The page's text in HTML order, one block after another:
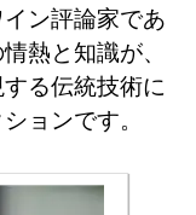
ン評論家であ
熱と知識が、
る伝統技術に
ョンです。